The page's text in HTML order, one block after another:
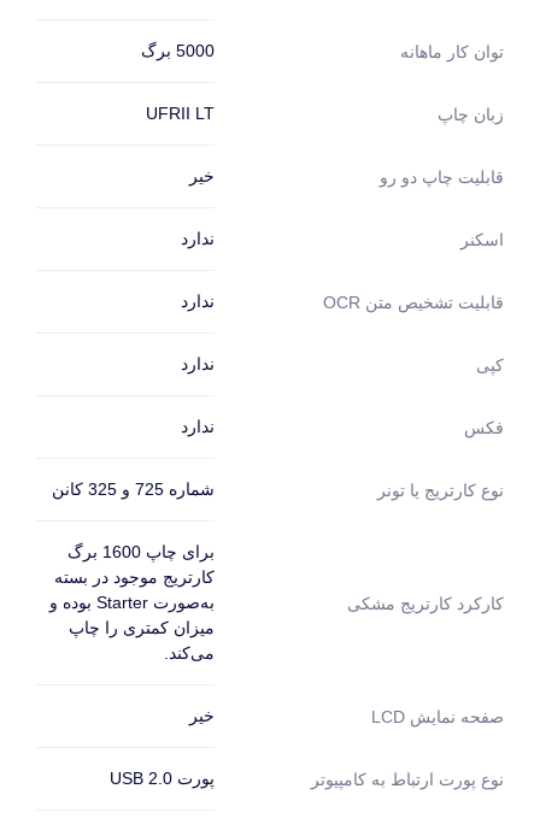
توان کار ماهانه 5000 برگ
زبان چاپ UFRII LT
قابلیت چاپ دو رو خیر
اسکنر ندارد
قابلیت تشخیص متن OCR ندارد
کپی ندارد
فکس ندارد
نوع کارتریج یا تونر شماره 725 و 325 کانن
کارکرد کارتریج مشکی
برای چاپ 1600 برگ
کارتریج موجود در بسته
به‌صورت Starter بوده و
میزان کمتری را چاپ
می‌کند.
صفحه نمایش LCD خیر
نوع پورت ارتباط به کامپیوتر پورت USB 2.0